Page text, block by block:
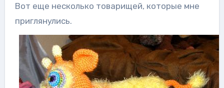
Вот еще несколько товарищей, которые мне
приглянулись.